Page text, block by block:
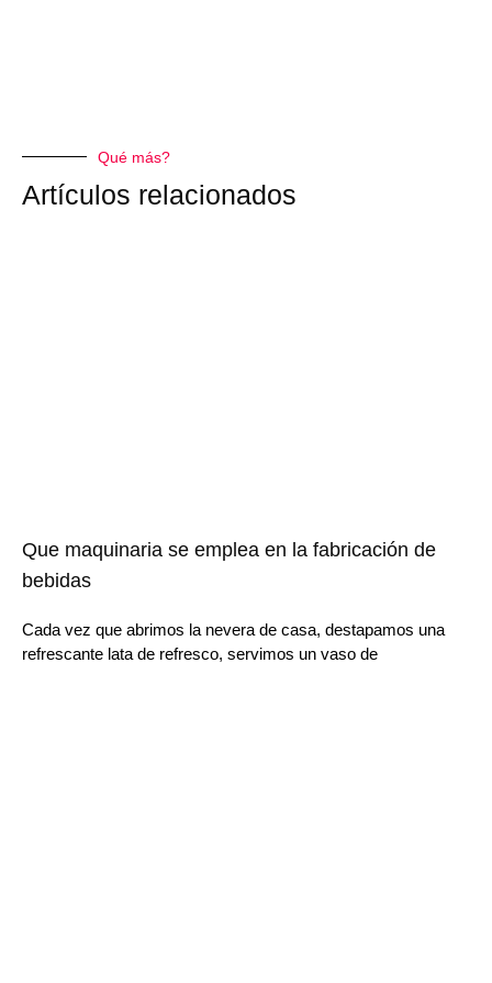
Qué más?
Artículos relacionados
Que maquinaria se emplea en la fabricación de
bebidas
Cada vez que abrimos la nevera de casa, destapamos una
refrescante lata de refresco, servimos un vaso de